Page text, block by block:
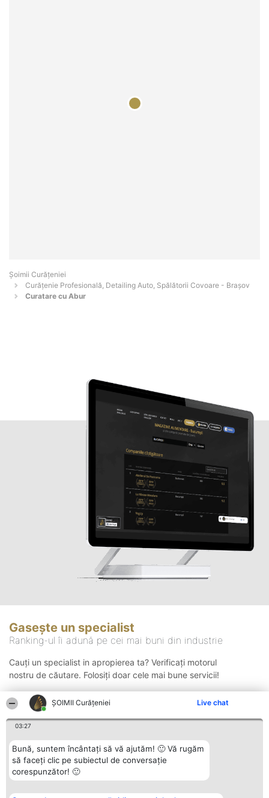
ȘOIMII Curățeniei Live chat
03:27
Bună, suntem încântați să vă ajutăm! 🙂 Vă rugăm
să faceți clic pe subiectul de conversație
corespunzător! 🙂
Șoimii Curățeniei
Curățenie Profesională, Detailing Auto, Spălătorii Covoare - Braşov
Curatare cu Abur
Gasește un specialist
Ranking-ul îi adună pe cei mai buni din industrie
Cauți un specialist in apropierea ta? Verificați motorul
nostru de căutare. Folosiți doar cele mai bune servicii!